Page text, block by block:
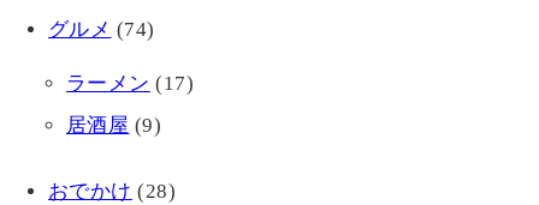
グルメ (74)
ラーメン (17)
居酒屋 (9)
おでかけ (28)